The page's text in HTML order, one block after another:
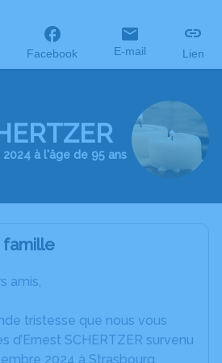
Facebook E-mail Lien
à l'âge de 95 ans
famille
amis,
tristesse que nous vous
d’Ernest SCHERTZER survenu
2024 à Strasbourg.